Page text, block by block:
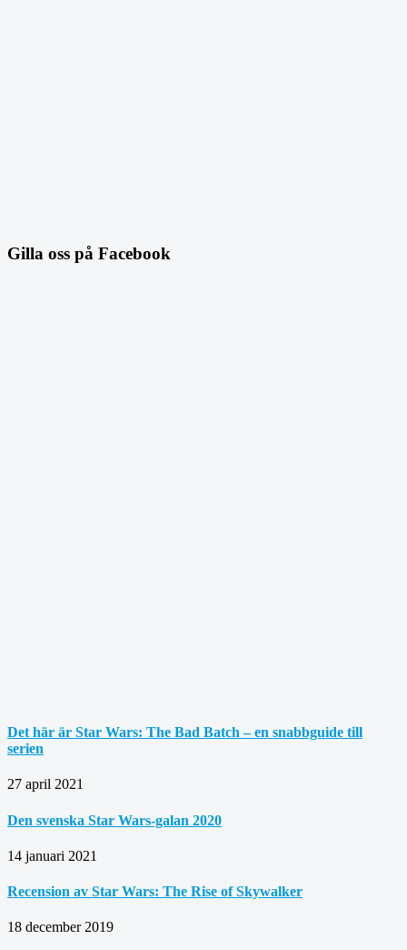
Gilla oss på Facebook
Det här är Star Wars: The Bad Batch – en snabbguide till
serien
27 april 2021
Den svenska Star Wars-galan 2020
14 januari 2021
Recension av Star Wars: The Rise of Skywalker
18 december 2019